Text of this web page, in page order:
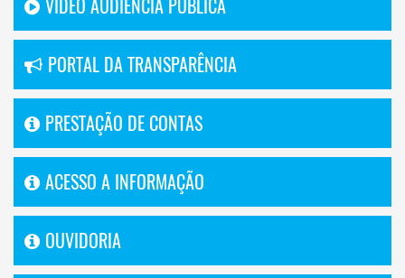
VÍDEO AUDIÊNCIA PÚBLICA
PORTAL DA TRANSPARÊNCIA
PRESTAÇÃO DE CONTAS
ACESSO A INFORMAÇÃO
OUVIDORIA